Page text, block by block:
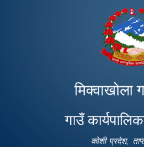
main
content
मिक्वाखोला
गाउँ
कोशी प्रदेश,